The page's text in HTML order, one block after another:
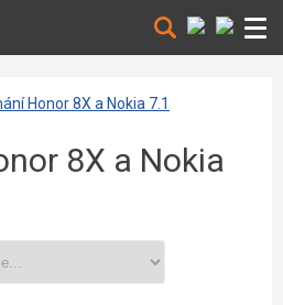
Honor 8X a Nokia 7.1
8X a Nokia